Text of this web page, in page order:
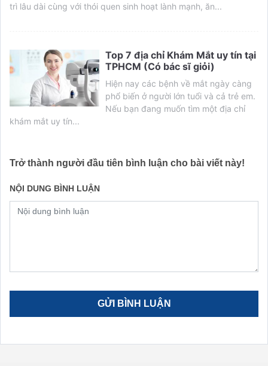
trì lâu dài cùng với thói quen sinh hoạt lành mạnh, ăn...
Top 7 địa chỉ Khám Mắt uy tín tại
TPHCM (Có bác sĩ giỏi)
Hiện nay các bệnh về mắt ngày càng
phổ biến ở người lớn tuổi và cả trẻ em.
Nếu bạn đang muốn tìm một địa chỉ
khám mắt uy tín...
Trở thành người đầu tiên bình luận cho bài viết này!
NỘI DUNG BÌNH LUẬN